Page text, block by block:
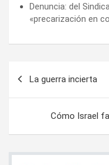
Denuncia: del
«precarización en
entradas
La guerra incierta
Cómo Israel